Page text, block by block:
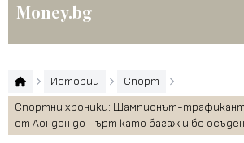
Money.bg
Истории
Спорт
Спортни хроники: Шампионът-
от Лондон до Пърт като багаж и бе